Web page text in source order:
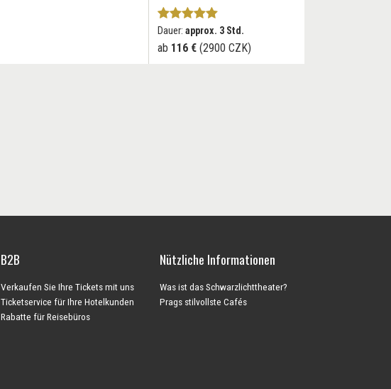
Dauer: approx. 3 Std.
ab 116 € (2900 CZK)
B2B
Verkaufen Sie Ihre Tickets mit uns
Ticketservice für Ihre Hotelkunden
Rabatte für Reisebüros
Nützliche Informationen
Was ist das Schwarzlichttheater?
Prags stilvollste Cafés